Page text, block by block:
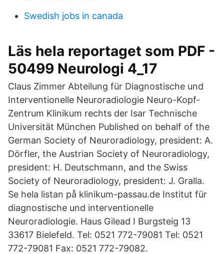
Swedish jobs in canada
Läs hela reportaget som PDF -
50499 Neurologi 4_17
Claus Zimmer Abteilung für Diagnostische und
Interventionelle Neuroradiologie Neuro-Kopf-
Zentrum Klinikum rechts der Isar Technische
Universität München Published on behalf of the
German Society of Neuroradiology, president: A.
Dörfler, the Austrian Society of Neuroradiology,
president: H. Deutschmann, and the Swiss
Society of Neuroradiology, president: J. Gralla.
Se hela listan på klinikum-passau.de Institut für
diagnostische und interventionelle
Neuroradiologie. Haus Gilead I Burgsteig 13
33617 Bielefeld. Tel: 0521 772-79081 Tel: 0521
772-79081 Fax: 0521 772-79082.